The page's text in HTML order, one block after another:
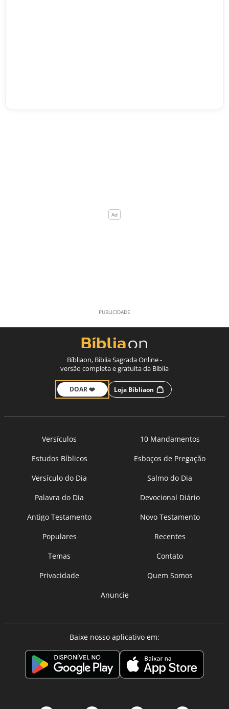
Bíbliaon, Bíblia Sagrada Online -
versão completa e gratuita da Bíblia
DOAR ❤️ Loja Bíbliaon
Versículos
10 Mandamentos
Estudos Bíblicos
Esboços de Pregação
Versículo do Dia
Salmo do Dia
Palavra do Dia
Devocional Diário
Antigo Testamento
Novo Testamento
Populares
Recentes
Temas
Contato
Privacidade
Quem Somos
Anuncie
Baixe nosso aplicativo em: